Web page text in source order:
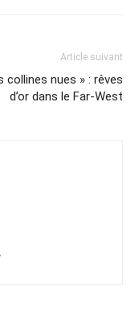
Article suivant
collines nues » : rêves
d’or dans le Far-West